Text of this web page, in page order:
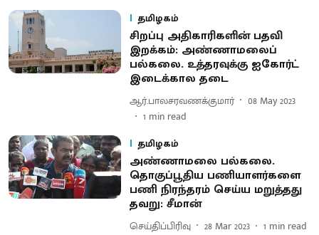
தமிழகம்
சிறப்பு அதிகாரிகளின் பதவி
இறக்கம்: அண்ணாமலைப்
பல்கலை. உத்தரவுக்கு ஐகோர்ட்
இடைக்கால தடை
ஆர்.பாலசரவணக்குமார்
08 May 2023
1 min read
தமிழகம்
அண்ணாமலை பல்கலை.
தொகுப்பூதிய பணியாளர்களை
பணி நிரந்தரம் செய்ய மறுத்தது
தவறு: சீமான்
செய்திப்பிரிவு 28 Mar 2023 1 min read